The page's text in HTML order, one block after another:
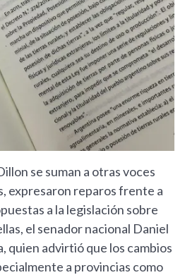
se suman a otras voces
expresaron reparos frente a
a la legislación sobre
el senador nacional Daniel
quien advirtió que los cambios
a provincias como